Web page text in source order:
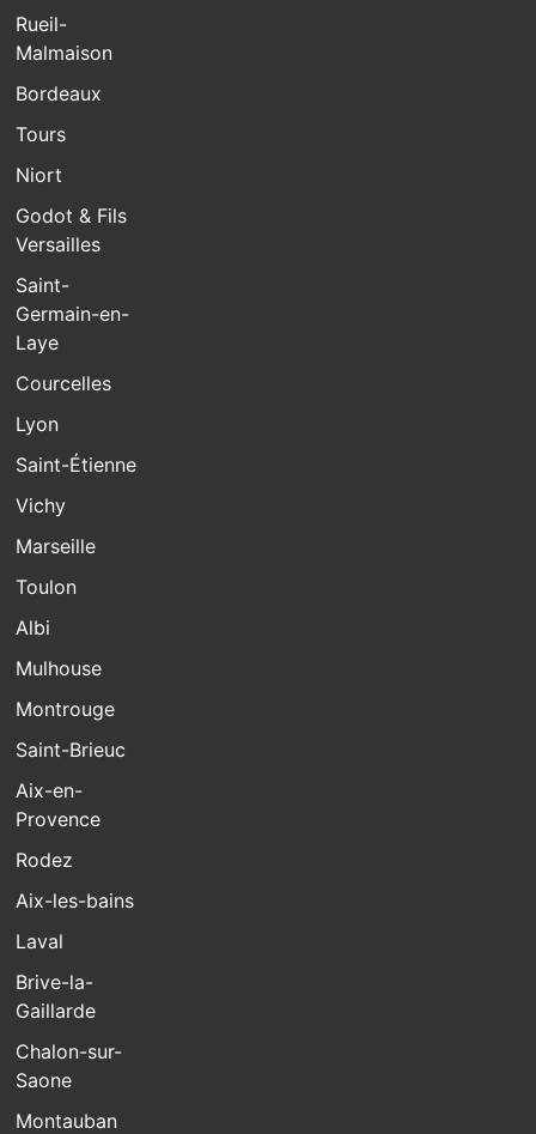
Rueil-
Malmaison
Bordeaux
Tours
Niort
Godot & Fils
Versailles
Saint-
Germain-en-
Laye
Courcelles
Lyon
Saint-Étienne
Vichy
Marseille
Toulon
Albi
Mulhouse
Montrouge
Saint-Brieuc
Aix-en-
Provence
Rodez
Aix-les-bains
Laval
Brive-la-
Gaillarde
Chalon-sur-
Saone
Montauban